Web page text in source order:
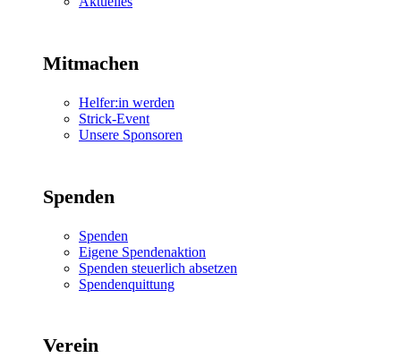
Mitmachen
Helfer:in werden
Strick-Event
Unsere Sponsoren
Spenden
Spenden
Eigene Spendenaktion
Spenden steuerlich absetzen
Spendenquittung
Verein